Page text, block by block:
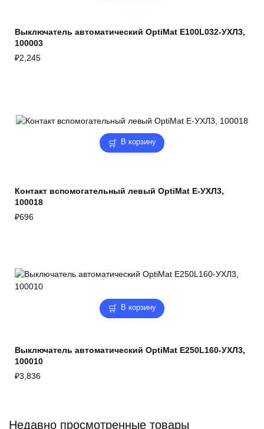
Выключатель автоматический OptiMat E100L032-УХЛ3,
100003
₽2,245
В корзину
Контакт вспомогательный левый OptiMat E-УХЛ3,
100018
₽696
В корзину
Выключатель автоматический OptiMat E250L160-УХЛ3,
100010
₽3,836
Недавно просмотренные товары